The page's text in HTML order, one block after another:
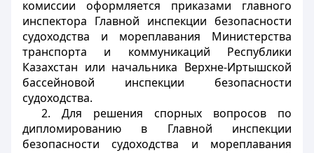
комиссии оформляется приказами главного
инспектора Главной инспекции безопасности
судоходства и мореплавания Министерства
транспорта и коммуникаций Республики
Казахстан или начальника Верхне-Иртышской
бассейновой инспекции безопасности
судоходства.
2. Для решения спорных вопросов по
дипломированию в Главной инспекции
безопасности судоходства и мореплавания